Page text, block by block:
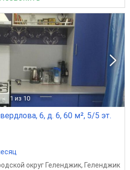
1 из 10
6, д. 6, 60 м², 5/5 эт.
округ Геленджик, Геленджик